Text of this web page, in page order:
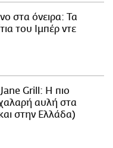
στα όνειρα: Τα
του Ιμπέρ ντε
Grill: Η πιο
αυλή στα
στην Ελλάδα)